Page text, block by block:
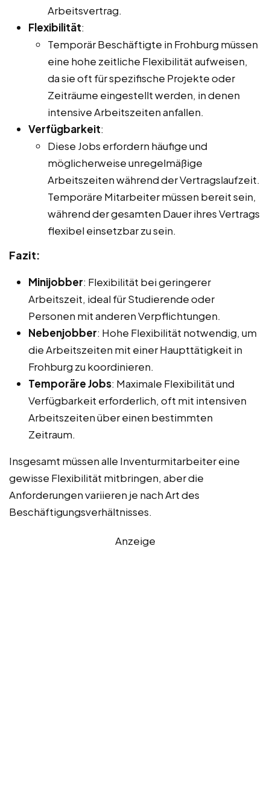
Arbeitsvertrag.
Flexibilität:
Temporär Beschäftigte in Frohburg müssen
eine hohe zeitliche Flexibilität aufweisen,
da sie oft für spezifische Projekte oder
Zeiträume eingestellt werden, in denen
intensive Arbeitszeiten anfallen.
Verfügbarkeit:
Diese Jobs erfordern häufige und
möglicherweise unregelmäßige
Arbeitszeiten während der Vertragslaufzeit.
Temporäre Mitarbeiter müssen bereit sein,
während der gesamten Dauer ihres Vertrags
flexibel einsetzbar zu sein.
Fazit:
Minijobber: Flexibilität bei geringerer
Arbeitszeit, ideal für Studierende oder
Personen mit anderen Verpflichtungen.
Nebenjobber: Hohe Flexibilität notwendig, um
die Arbeitszeiten mit einer Haupttätigkeit in
Frohburg zu koordinieren.
Temporäre Jobs: Maximale Flexibilität und
Verfügbarkeit erforderlich, oft mit intensiven
Arbeitszeiten über einen bestimmten
Zeitraum.
Insgesamt müssen alle Inventurmitarbeiter eine
gewisse Flexibilität mitbringen, aber die
Anforderungen variieren je nach Art des
Beschäftigungsverhältnisses.
Anzeige